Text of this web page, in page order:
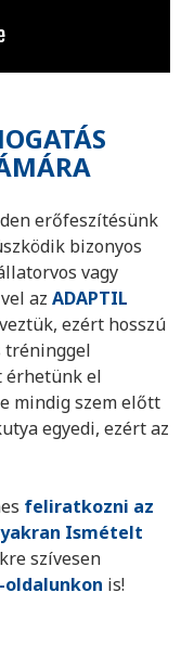
erőfeszítésünk
bizonyos
vagy
az ADAPTIL
ezért hosszú
tréninggel
érhetünk el
mindig szem előtt
egyedi, ezért az
feliratkozni az
Ismételt
szívesen
oldalunkon is!